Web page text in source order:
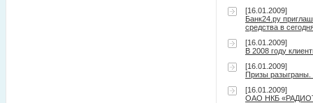
[16.01.2009]
Банк24.ру
средства в
[16.01.2009]
В 2008 году
[16.01.2009]
Призы
[16.01.2009]
ОАО НКБ